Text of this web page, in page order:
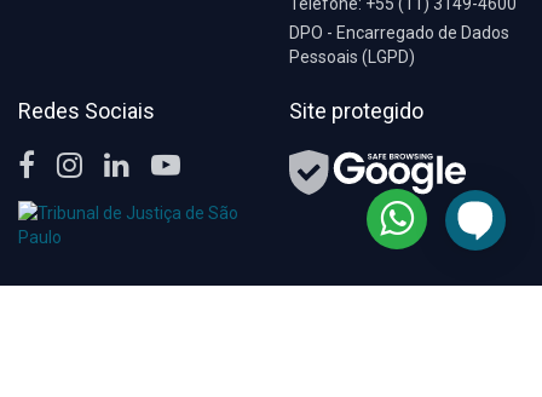
DPO - Encarregado de Dados
Pessoais (LGPD)
Redes Sociais Site protegido